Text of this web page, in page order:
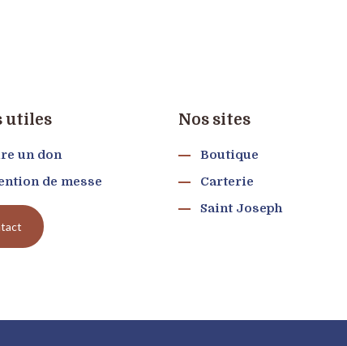
utiles
un don
de messe
Nos sites
Boutique
Carterie
Saint Joseph